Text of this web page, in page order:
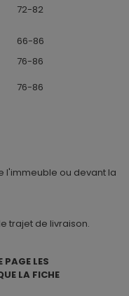
72-82
66-86
76-86
76-86
l'immeuble ou devant la
trajet de livraison.
PAGE LES
LA FICHE